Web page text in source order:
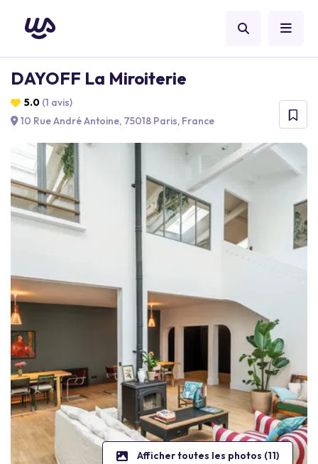
DAYOFF La Miroiterie
5.0 (1 avis)
10 Rue André Antoine, 75018 Paris, France
Afficher toutes les photos (11)